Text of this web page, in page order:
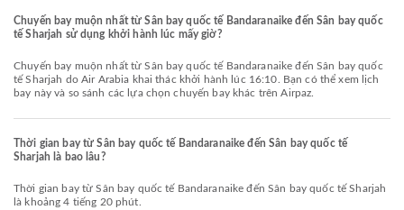
Chuyến bay muộn nhất từ Sân bay quốc tế Bandaranaike đến Sân bay quốc
tế Sharjah sử dụng khởi hành lúc mấy giờ?
Chuyến bay muộn nhất từ Sân bay quốc tế Bandaranaike đến Sân bay quốc
tế Sharjah do Air Arabia khai thác khởi hành lúc 16:10. Bạn có thể xem lịch
bay này và so sánh các lựa chọn chuyến bay khác trên Airpaz.
Thời gian bay từ Sân bay quốc tế Bandaranaike đến Sân bay quốc tế
Sharjah là bao lâu?
Thời gian bay từ Sân bay quốc tế Bandaranaike đến Sân bay quốc tế Sharjah
là khoảng 4 tiếng 20 phút.